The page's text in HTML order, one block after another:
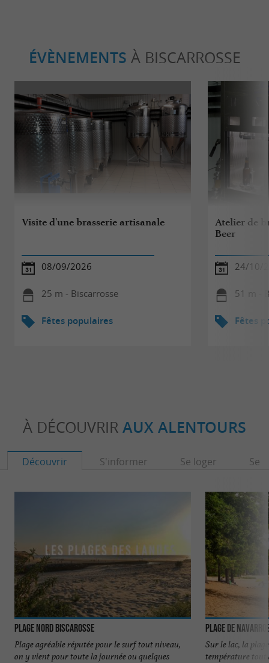
ÉVÈNEMENTS À BISCARROSSE
Visite d'une brasserie artisanale
08/09/2026
25 m - Biscarrosse
Fêtes populaires
Atelier de
Beer
24/10/
51 m -
Fêtes
À DÉCOUVRIR AUX ALENTOURS
Découvrir S'informer Se loger Se
Plage Nord Biscarosse
Plage agréable réputée pour le surf tout niveau,
on y vient pour toute la journée ou quelques
Plage de
Sur le lac, la
température tout